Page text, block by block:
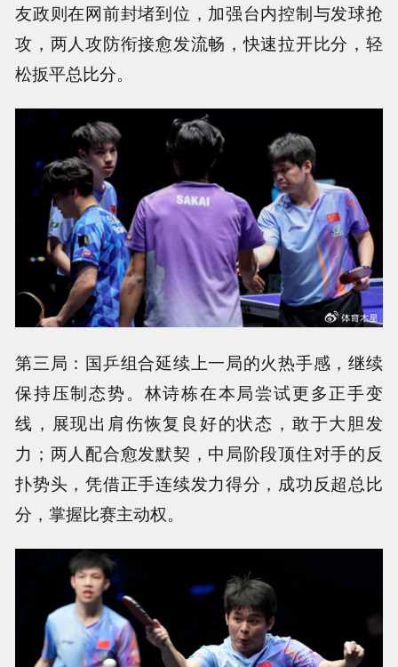
友政则在网前封堵到位，加强台内控制与发球抢
攻，两人攻防衔接愈发流畅，快速拉开比分，轻
松扳平总比分。
第三局：国乒组合延续上一局的火热手感，继续
保持压制态势。林诗栋在本局尝试更多正手变
线，展现出肩伤恢复良好的状态，敢于大胆发
力；两人配合愈发默契，中局阶段顶住对手的反
扑势头，凭借正手连续发力得分，成功反超总比
分，掌握比赛主动权。